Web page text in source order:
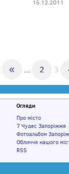
15.12.2011
« ... 2 3
Огляди
Про місто
7 Чудес Запоріжжя
Фотоальбом
Обличчя нашого
RSS